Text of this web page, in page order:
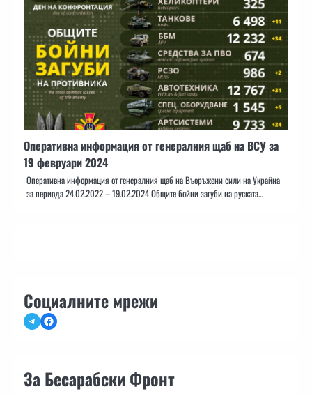
Оперативна информация от генералния щаб на ВСУ за
19 февруари 2024
Оперативна информация от генералния щаб на Въоръжени сили на Украйна
за периода 24.02.2022 – 19.02.2024 Общите бойни загуби на руската…
Социалните мрежи
TelegramFacebook
За Бесарабски Фронт